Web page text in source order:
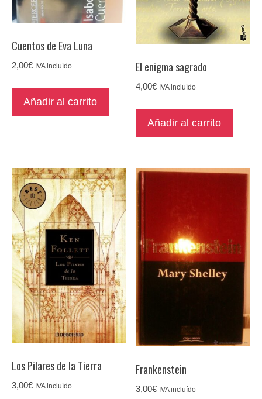
Cuentos de Eva Luna
2,00€ IVA incluído
Añadir al carrito
El enigma sagrado
4,00€ IVA incluído
Añadir al carrito
Los Pilares de la Tierra
3,00€ IVA incluído
Frankenstein
3,00€ IVA incluído